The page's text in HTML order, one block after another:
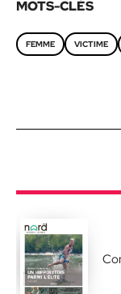
MOTS-CLÉS
FEMME VICTIME